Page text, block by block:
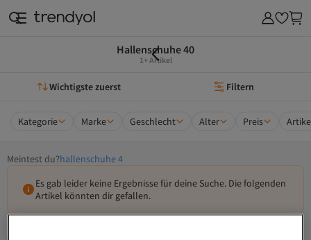
Hallenschuhe 40
1+ Artikel
Wichtigste zuerst Filtern
Kategorie Marke Geschlecht Alter Preis
Meintest du?hallenschuhe 4
Es gab leider keine Ergebnisse für deine Suche. Die folgenden
Artikel könnten dir gefallen.